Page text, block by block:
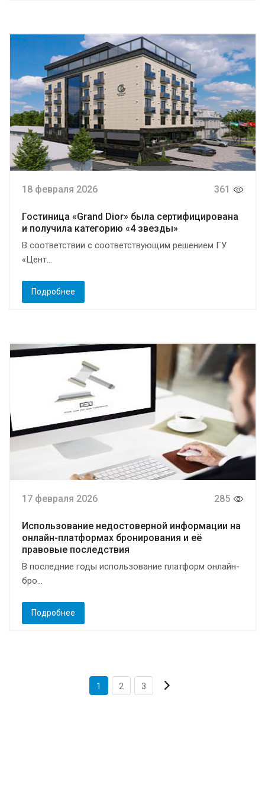
18 февраля 2026 361
Гостиница «Grand Dior» была сертифицирована
и получила категорию «4 звезды»
В соответствии с соответствующим решением ГУ
«Цент...
Подробнее
17 февраля 2026 285
Использование недостоверной информации на
онлайн-платформах бронирования и её
правовые последствия
В последние годы использование платформ онлайн-
бро...
Подробнее
1 2 3